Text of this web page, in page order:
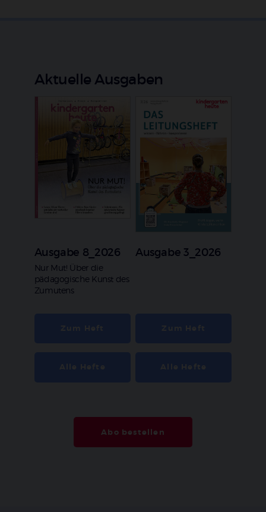
Aktuelle Ausgaben
Ausgabe 8_2026
:
Nur Mut! Über die
pädagogische Kunst des
Zumutens
Ausgabe 3_2026
Abo bestellen